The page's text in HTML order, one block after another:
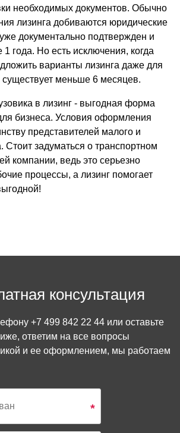
необходимых документов. Обычно
лизинга добиваются юридические
документально подтвержден и
1 года. Но есть исключения, когда
варианты лизинга даже для
существует меньше 6 месяцев.
в лизинг - выгодная форма
бизнеса. Условия оформления
представителей малого и
Стоит задуматься о транспортном
компании, ведь это серьезно
процессы, а лизинг помогает
консультация
+7 499 842 22 44 или оставьте
ответим на все вопросы
и ее оформлением, мы работаем
*